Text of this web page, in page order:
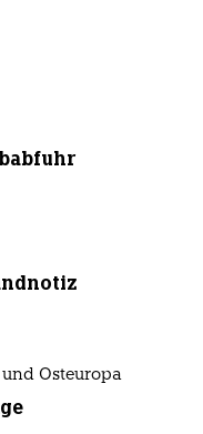
Osteuropa